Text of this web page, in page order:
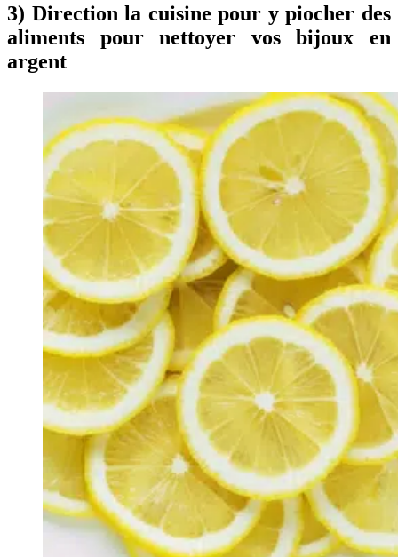
3) Direction la cuisine pour y piocher des
aliments pour nettoyer vos bijoux en
argent